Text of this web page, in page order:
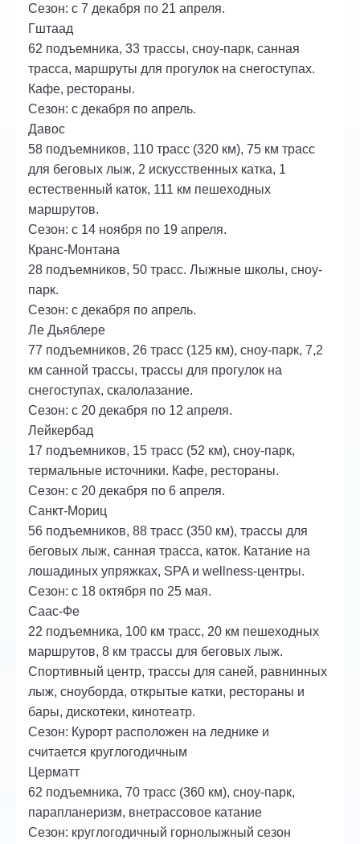
Сезон: с 7 декабря по 21 апреля.
Гштаад
62 подъемника, 33 трассы, сноу-парк, санная
трасса, маршруты для прогулок на снегоступах.
Кафе, рестораны.
Сезон: с декабря по апрель.
Давос
58 подъемников, 110 трасс (320 км), 75 км трасс
для беговых лыж, 2 искусственных катка, 1
естественный каток, 111 км пешеходных
маршрутов.
Сезон: с 14 ноября по 19 апреля.
Кранс-Монтана
28 подъемников, 50 трасс. Лыжные школы, сноу-
парк.
Сезон: с декабря по апрель.
Ле Дьяблере
77 подъемников, 26 трасс (125 км), сноу-парк, 7,2
км санной трассы, трассы для прогулок на
снегоступах, скалолазание.
Сезон: с 20 декабря по 12 апреля.
Лейкербад
17 подъемников, 15 трасс (52 км), сноу-парк,
термальные источники. Кафе, рестораны.
Сезон: с 20 декабря по 6 апреля.
Санкт-Мориц
56 подъемников, 88 трасс (350 км), трассы для
беговых лыж, санная трасса, каток. Катание на
лошадиных упряжках, SPA и wellness-центры.
Сезон: с 18 октября по 25 мая.
Саас-Фе
22 подъемника, 100 км трасс, 20 км пешеходных
маршрутов, 8 км трассы для беговых лыж.
Спортивный центр, трассы для саней, равнинных
лыж, сноуборда, открытые катки, рестораны и
бары, дискотеки, кинотеатр.
Сезон: Курорт расположен на леднике и
считается круглогодичным
Церматт
62 подъемника, 70 трасс (360 км), сноу-парк,
парапланеризм, внетрассовое катание
Сезон: круглогодичный горнолыжный сезон